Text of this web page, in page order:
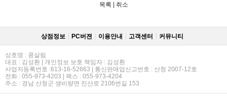
목록 취소
상점정보 PC버젼 이용안내 고객센터 커뮤니티
상호명 : 콩살림
대표 : 김성환 | 개인정보 보호 책임자 : 김성환
사업자등록번호 :613-16-52663 | 통신판매업신고번호 : 산청 2007-12호
전화 : 055-973-4203 | 팩스 : 055-973-4204
주소 : 경남 산청군 생비량면 진산로 2106번길 153